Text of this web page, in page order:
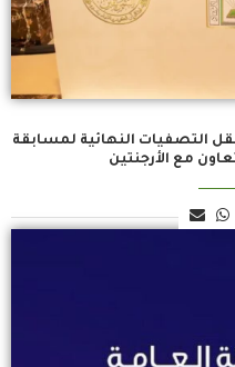
التصفيات النهائية لمسابقة
مع الأرجنتين